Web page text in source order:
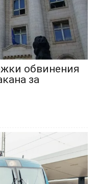
обвинения
за